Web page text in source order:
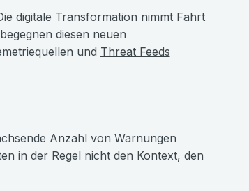
digitale Transformation nimmt Fahrt
diesen neuen
und Threat Feeds
Anzahl von Warnungen
in der Regel nicht den Kontext, den